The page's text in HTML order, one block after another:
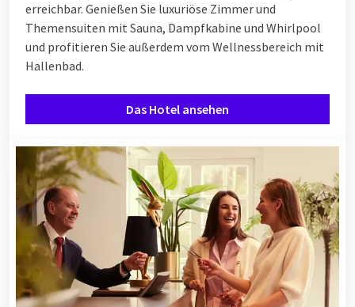
erreichbar. Genießen Sie luxuriöse Zimmer und
Themensuiten mit Sauna, Dampfkabine und Whirlpool
und profitieren Sie außerdem vom Wellnessbereich mit
Hallenbad.
Das Hotel ansehen